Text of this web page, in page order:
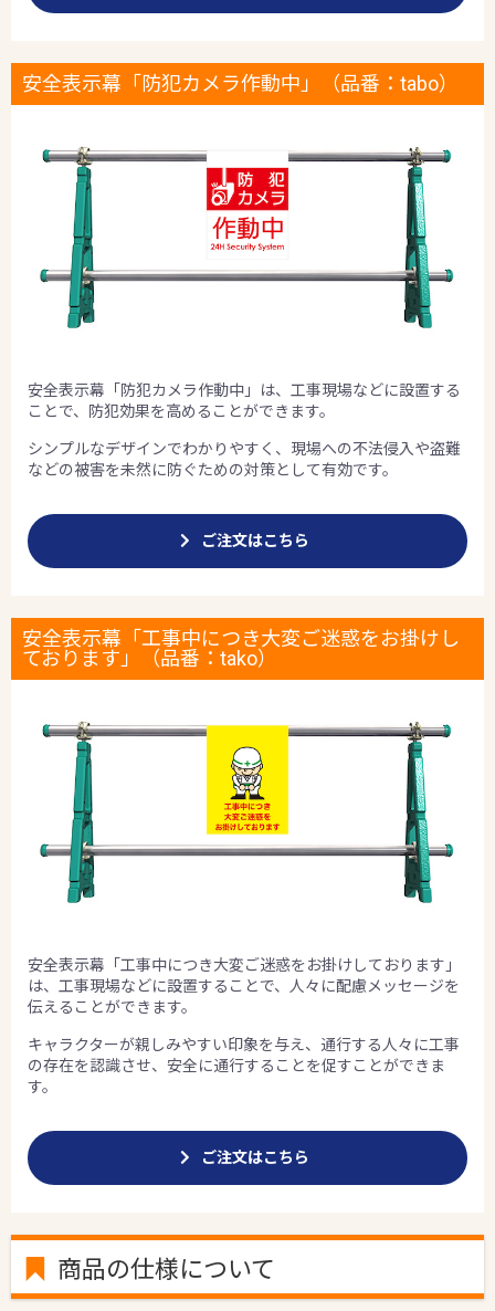
安全表示幕「防犯カメラ作動中」（品番：tabo）
安全表示幕「防犯カメラ作動中」は、工事現場などに設置する
ことで、防犯効果を高めることができます。
シンプルなデザインでわかりやすく、現場への不法侵入や盗難
などの被害を未然に防ぐための対策として有効です。
ご注文はこちら
安全表示幕「工事中につき大変ご迷惑をお掛けし
ております」（品番：tako）
安全表示幕「工事中につき大変ご迷惑をお掛けしております」
は、工事現場などに設置することで、人々に配慮メッセージを
伝えることができます。
キャラクターが親しみやすい印象を与え、通行する人々に工事
の存在を認識させ、安全に通行することを促すことができま
す。
ご注文はこちら
商品の仕様について